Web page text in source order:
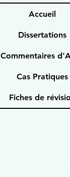
Accueil
Dissertations
Commentaires
Cas Pratiques
Fiches de